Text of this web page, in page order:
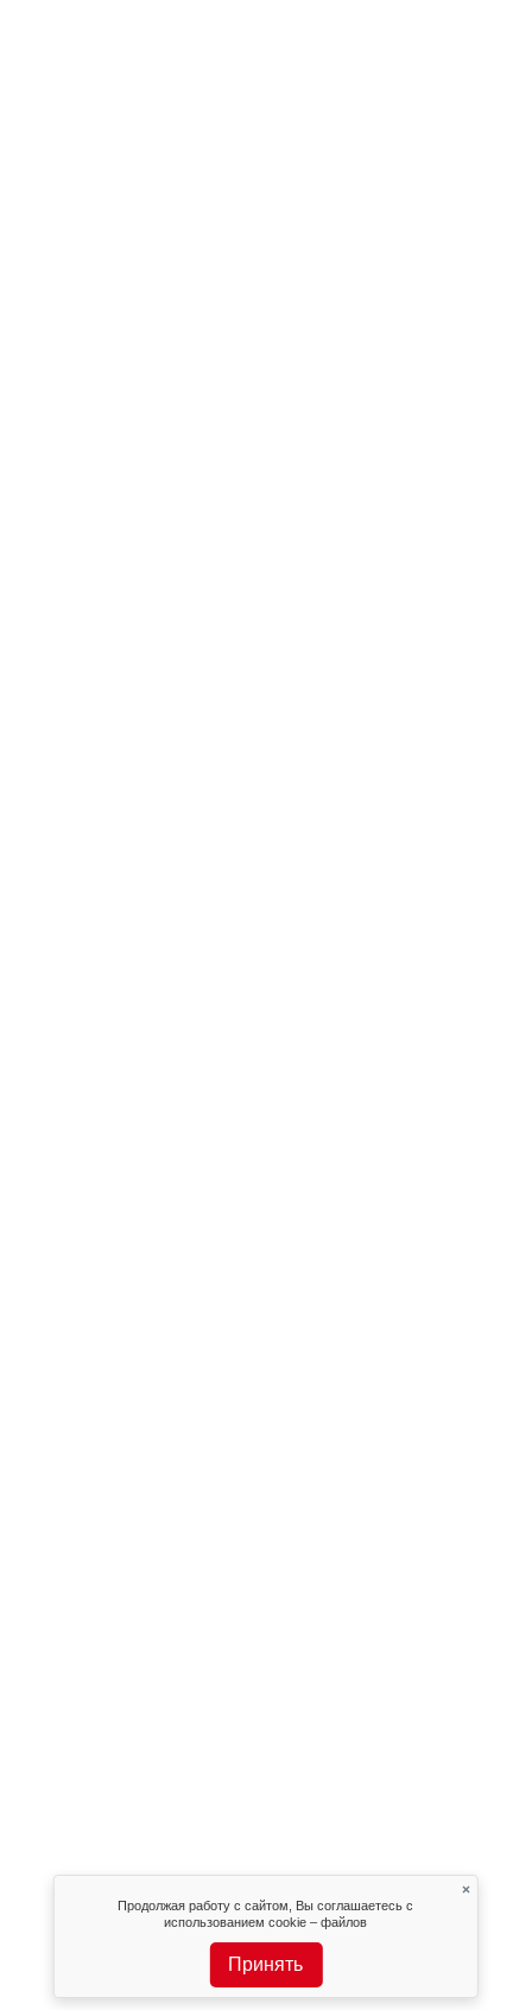
Продолжая работу с сайтом, Вы соглашаетесь с
использованием cookie – файлов
Принять
×